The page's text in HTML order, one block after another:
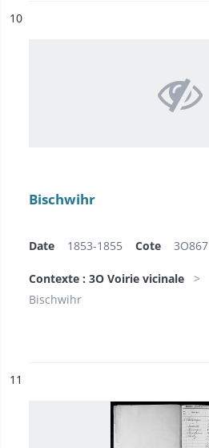
n°
10
Bischwihr
Date 1853-1855 Cote 3O867
Contexte : 3O Voirie vicinale
Bischwihr
n°
11